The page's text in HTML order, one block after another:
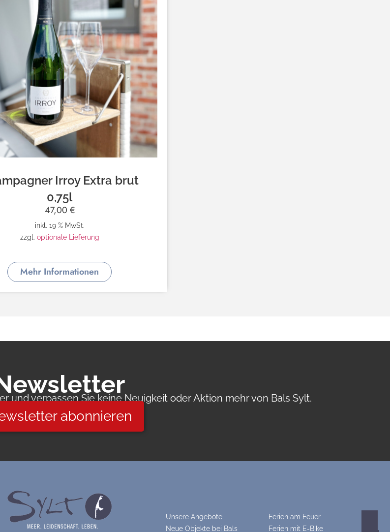
Irroy Extra brut
0,75l
47,00 €
inkl. 19 % MwSt.
zzgl. optionale Lieferung
Mehr Informationen
und verpassen Sie keine Neuigkeit oder Aktion mehr von Bals Sylt.
abonnieren
Unsere Angebote
Neue Objekte bei Bals
Ferien am Feuer
Ferien mit E-Bike